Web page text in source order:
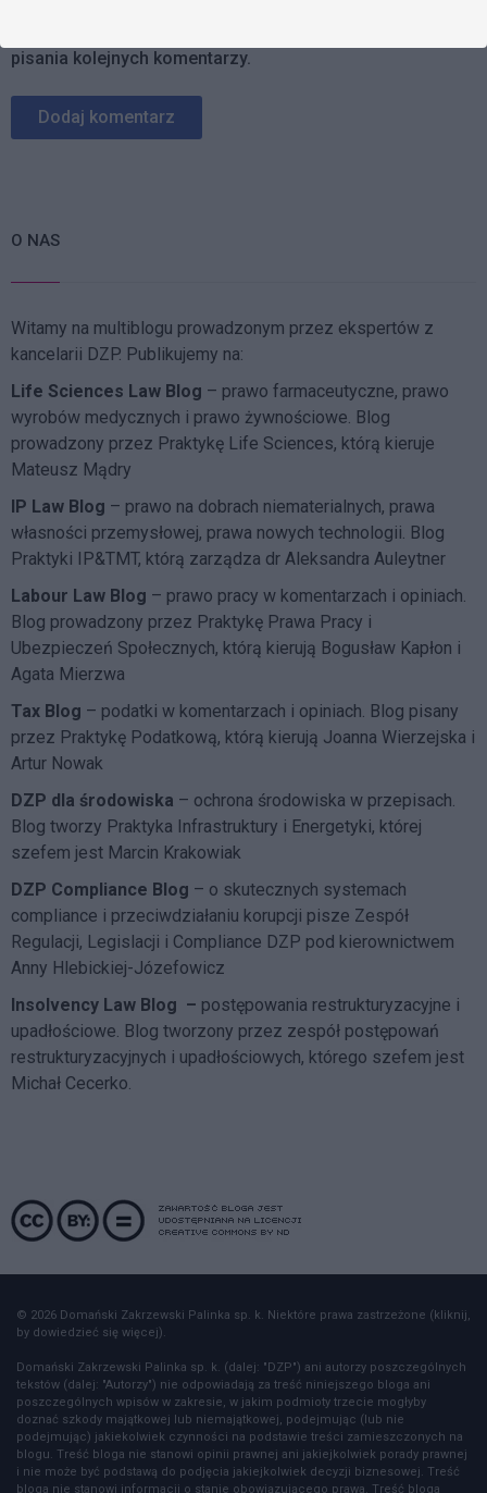
pisania kolejnych komentarzy.
O NAS
Witamy na multiblogu prowadzonym przez ekspertów z
kancelarii DZP. Publikujemy na:
Life Sciences Law Blog – prawo farmaceutyczne, prawo
wyrobów medycznych i prawo żywnościowe. Blog
prowadzony przez Praktykę Life Sciences, którą kieruje
Mateusz Mądry
IP Law Blog – prawo na dobrach niematerialnych, prawa
własności przemysłowej, prawa nowych technologii. Blog
Praktyki IP&TMT, którą zarządza dr Aleksandra Auleytner
Labour Law Blog – prawo pracy w komentarzach i opiniach.
Blog prowadzony przez Praktykę Prawa Pracy i
Ubezpieczeń Społecznych, którą kierują Bogusław Kapłon i
Agata Mierzwa
Tax Blog – podatki w komentarzach i opiniach. Blog pisany
przez Praktykę Podatkową, którą kierują Joanna Wierzejska i
Artur Nowak
DZP dla środowiska – ochrona środowiska w przepisach.
Blog tworzy Praktyka Infrastruktury i Energetyki, której
szefem jest Marcin Krakowiak
DZP Compliance Blog – o skutecznych systemach
compliance i przeciwdziałaniu korupcji pisze Zespół
Regulacji, Legislacji i Compliance DZP pod kierownictwem
Anny Hlebickiej-Józefowicz
Insolvency Law Blog – postępowania restrukturyzacyjne i
upadłościowe. Blog tworzony przez zespół postępowań
restrukturyzacyjnych i upadłościowych, którego szefem jest
Michał Cecerko.
© 2026 Domański Zakrzewski Palinka sp. k. Niektóre prawa zastrzeżone (kliknij,
by dowiedzieć się więcej).
Domański Zakrzewski Palinka sp. k. (dalej: "DZP") ani autorzy poszczególnych
tekstów (dalej: "Autorzy") nie odpowiadają za treść niniejszego bloga ani
poszczególnych wpisów w zakresie, w jakim podmioty trzecie mogłyby
doznać szkody majątkowej lub niemajątkowej, podejmując (lub nie
podejmując) jakiekolwiek czynności na podstawie treści zamieszczonych na
blogu. Treść bloga nie stanowi opinii prawnej ani jakiejkolwiek porady prawnej
i nie może być podstawą do podjęcia jakiejkolwiek decyzji biznesowej. Treść
bloga nie stanowi informacji o stanie obowiązującego prawa. Treść bloga